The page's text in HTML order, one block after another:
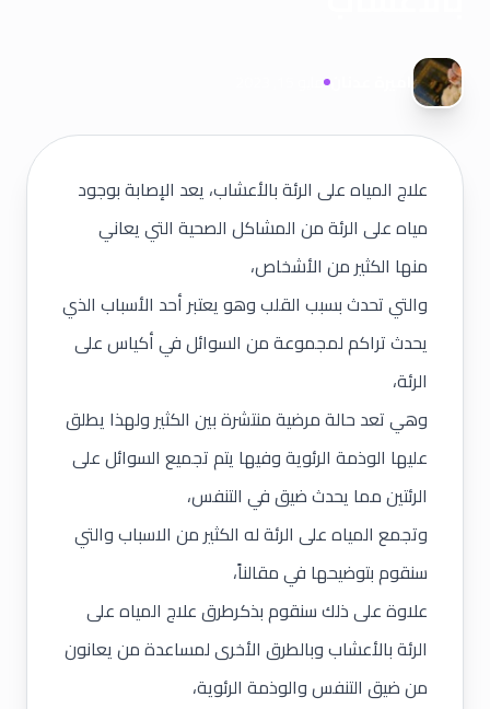
علاج المياه على الرئة بالأعشاب، يعد الإصابة بوجود
مياه على الرئة من المشاكل الصحية التي يعاني
منها الكثير من الأشخاص،
والتي تحدث بسبب القلب وهو يعتبر أحد الأسباب الذي
يحدث تراكم لمجموعة من السوائل في أكياس على
الرئة،
وهي تعد حالة مرضية منتشرة بين الكثير ولهذا يطلق
عليها الوذمة الرئوية وفيها يتم تجميع السوائل على
الرئتين مما يحدث ضيق في التنفس،
وتجمع المياه على الرئة له الكثير من الاسباب والتي
سنقوم بتوضيحها في مقالناً،
علاوة على ذلك سنقوم بذكرطرق علاج المياه على
الرئة بالأعشاب وبالطرق الأخرى لمساعدة من يعانون
من ضيق التنفس والوذمة الرئوية،